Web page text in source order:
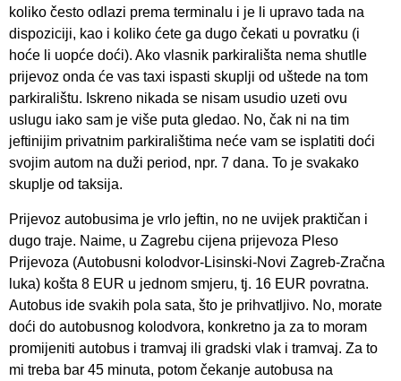
koliko često odlazi prema terminalu i je li upravo tada na
dispoziciji, kao i koliko ćete ga dugo čekati u povratku (i
hoće li uopće doći). Ako vlasnik parkirališta nema shutlle
prijevoz onda će vas taxi ispasti skuplji od uštede na tom
parkiralištu. Iskreno nikada se nisam usudio uzeti ovu
uslugu iako sam je više puta gledao. No, čak ni na tim
jeftinijim privatnim parkiralištima neće vam se isplatiti doći
svojim autom na duži period, npr. 7 dana. To je svakako
skuplje od taksija.
Prijevoz autobusima je vrlo jeftin, no ne uvijek praktičan i
dugo traje. Naime, u Zagrebu cijena prijevoza Pleso
Prijevoza (Autobusni kolodvor-Lisinski-Novi Zagreb-Zračna
luka) košta 8 EUR u jednom smjeru, tj. 16 EUR povratna.
Autobus ide svakih pola sata, što je prihvatljivo. No, morate
doći do autobusnog kolodvora, konkretno ja za to moram
promijeniti autobus i tramvaj ili gradski vlak i tramvaj. Za to
mi treba bar 45 minuta, potom čekanje autobusa na